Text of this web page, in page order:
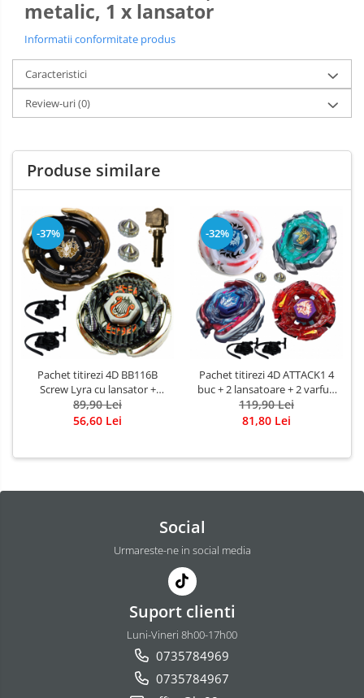
metalic, 1 x lansator
Informatii conformitate produs
Caracteristici
Review-uri(0)
Produse similare
-37%
Pachet titirezi 4D BB116B
Screw Lyra cu lansator +
W103R2F Galaxy Pegasis cu
lansator + maner ergonomic
89,90 Lei
56,60 Lei
-32%
Pachet titirezi 4D ATTACK1 4
buc + 2 lansatoare + 2 varfuri
metalice: BB88 Meteo L-
Drago, BB105 Pegasis, BB117
119,90 Lei
81,80 Lei
Social
Urmareste-ne in social media
Suport clienti
Luni-Vineri 8h00-17h00
0735784969
0735784967